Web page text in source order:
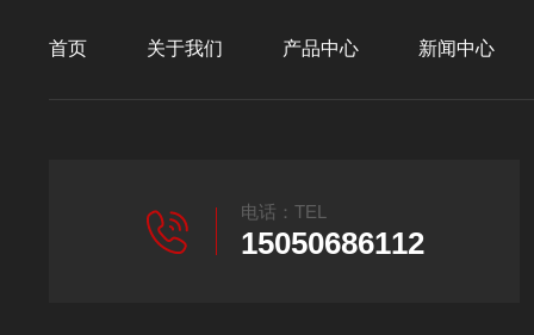
首页 关于我们 产品中心 新闻中心
电话：TEL
15050686112